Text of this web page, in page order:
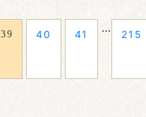
39 40 41 … 215